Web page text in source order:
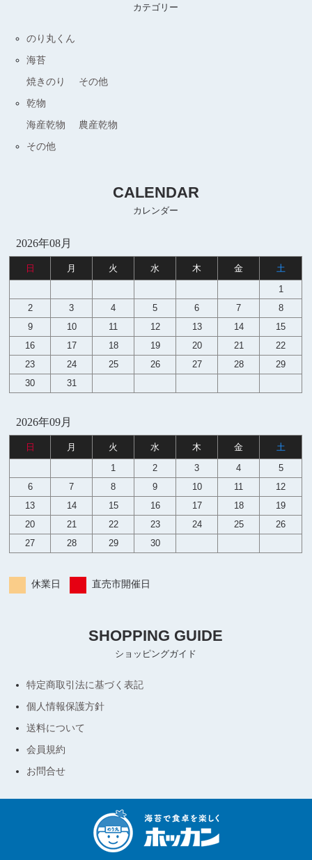
カテゴリー
のり丸くん
海苔
焼きのり
その他
乾物
海産乾物
農産乾物
その他
CALENDAR
カレンダー
2026年08月
日 月 火 水 木 金
土
1
2
3 4 5 6 7
8
9
10 11 12 13 14
15
16
17 18 19 20 21
22
23
24 25 26 27 28
29
30
31
2026年09月
日 月 火 水 木 金
土
1
2 3 4
5
6
7 8 9 10 11
12
13
14 15 16 17 18
19
20
21 22 23 24 25
26
27
28 29 30
休業日 直売市開催日
SHOPPING GUIDE
ショッピングガイド
特定商取引法に基づく表記
個人情報保護方針
送料について
会員規約
お問合せ